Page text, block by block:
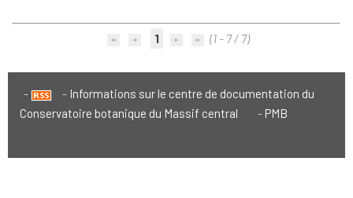
1 (1 - 7 / 7)
Informations sur le centre de documentation du
Conservatoire botanique du Massif central
PMB